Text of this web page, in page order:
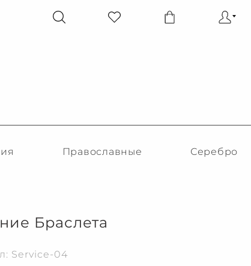
Православные Серебро
Браслета
Service-04